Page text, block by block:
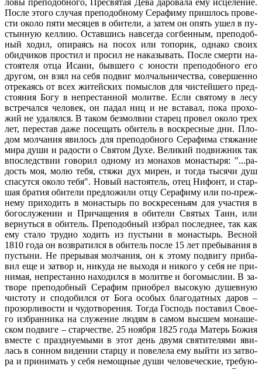
По­сле это­го слу­чая пре­по­доб­но­му Се­ра­фи­му при­шлось про­ве­
сти око­ло пя­ти ме­ся­цев в оби­те­ли, а за­тем он опять ушел в пу­
стын­ную кел­лию. Остав­шись на­все­гда сог­бен­ным, пре­по­доб­
ный хо­дил, опи­ра­ясь на по­сох или то­по­рик, од­на­ко сво­их
обид­чи­ков про­стил и про­сил не на­ка­зы­вать. По­сле смер­ти на­
сто­я­те­ля от­ца Ис­а­ии, быв­ше­го с юно­сти пре­по­доб­но­го его
дру­гом, он взял на се­бя по­двиг мол­чаль­ни­че­ства, со­вер­шен­но
от­ре­ка­ясь от всех жи­тей­ских по­мыс­лов для чи­стей­ше­го пред­
сто­я­ния Бо­гу в непре­стан­ной мо­лит­ве. Ес­ли свя­то­му в ле­су
встре­чал­ся че­ло­век, он па­дал ниц и не вста­вал, по­ка про­хо­
жий не уда­лял­ся. В та­ком без­мол­вии ста­рец про­вел око­ло трех
лет, пе­ре­став да­же по­се­щать оби­тель в вос­крес­ные дни. Пло­
дом мол­ча­ния яви­лось для пре­по­доб­но­го Се­ра­фи­ма стя­жа­ние
ми­ра ду­ши и ра­до­сти о Свя­том Ду­хе. Ве­ли­кий по­движ­ник так
впо­след­ствии го­во­рил од­но­му из мо­на­хов мо­на­сты­ря: "...ра­
дость моя, мо­лю те­бя, стя­жи дух ми­рен, и то­гда ты­ся­чи душ
спа­сут­ся око­ло те­бя". Но­вый на­сто­я­тель, отец Ни­фонт, и стар­
шая бра­тия оби­те­ли пред­ло­жи­ли от­цу Се­ра­фи­му или по-преж­
не­му при­хо­дить в мо­на­стырь по вос­кре­се­ньям для уча­стия в
бо­го­слу­же­нии и При­ча­ще­ния в оби­те­ли Свя­тых Та­ин, или
вер­нуть­ся в оби­тель. Пре­по­доб­ный из­брал по­след­нее, так как
ему ста­ло труд­но хо­дить из пу­сты­ни в мо­на­стырь. Вес­ной
1810 го­да он воз­вра­тил­ся в оби­тель по­сле 15 лет пре­бы­ва­ния в
пу­сты­ни. Не пре­ры­вая мол­ча­ния, он к это­му по­дви­гу при­ба­
вил еще и за­твор и, ни­ку­да не вы­хо­дя и ни­ко­го у се­бя не при­
ни­мая, непре­стан­но на­хо­дил­ся в мо­лит­ве и бо­го­мыс­лии. В за­
тво­ре пре­по­доб­ный Се­ра­фим при­об­рел вы­со­кую ду­шев­ную
чи­сто­ту и спо­до­бил­ся от Бо­га осо­бых бла­го­дат­ных да­ров –
про­зор­ли­во­сти и чу­до­тво­ре­ния. То­гда Гос­подь по­ста­вил Сво­е­
го из­бран­ни­ка на слу­же­ние лю­дям в са­мом выс­шем мо­на­ше­
ском по­дви­ге – стар­че­стве. 25 но­яб­ря 1825 го­да Ма­терь Бо­жия
вме­сте с празд­ну­е­мы­ми в этот день дву­мя свя­ти­те­ля­ми яви­
лась в сон­ном ви­де­нии стар­цу и по­ве­ле­ла ему вый­ти из за­тво­
ра и при­ни­мать у се­бя немощ­ные ду­ши че­ло­ве­че­ские, тре­бу­ю­